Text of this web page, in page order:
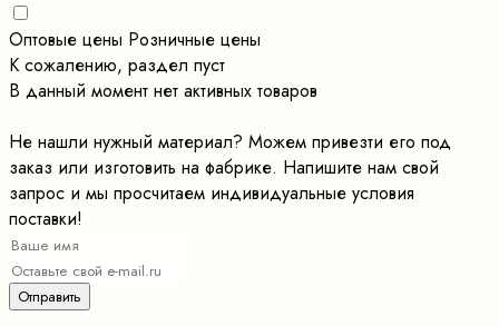
Оптовые цены Розничные цены
К сожалению, раздел пуст
В данный момент нет активных товаров
Не нашли нужный материал? Можем привезти его под
заказ или изготовить на фабрике. Напишите нам свой
запрос и мы просчитаем индивидуальные условия
поставки!